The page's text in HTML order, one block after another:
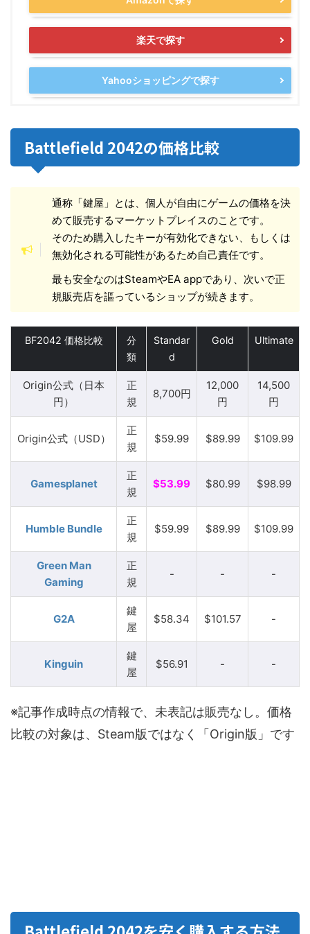
楽天で探す
Yahooショッピングで探す
Battlefield 2042の価格比較
通称「鍵屋」とは、個人が自由にゲームの価格を決
めて販売するマーケットプレイスのことです。
そのため購入したキーが有効化できない、もしくは
無効化される可能性があるため自己責任です。
最も安全なのはSteamやEA appであり、次いで正
規販売店を謳っているショップが続きます。
BF2042 価格比較
分
類
Standar
d
Gold Ultimate
Origin公式（日本
円）
正
規
8,700円
12,000
円
14,500
円
Origin公式（USD）
正
規
$59.99 $89.99 $109.99
Gamesplanet
正
規
$53.99 $80.99 $98.99
Humble Bundle
正
規
$59.99 $89.99 $109.99
Green Man
Gaming
正
規
- - -
G2A
鍵
屋
$58.34 $101.57 -
Kinguin
鍵
屋
$56.91 - -
※記事作成時点の情報で、未表記は販売なし。価格
比較の対象は、Steam版ではなく「Origin版」です